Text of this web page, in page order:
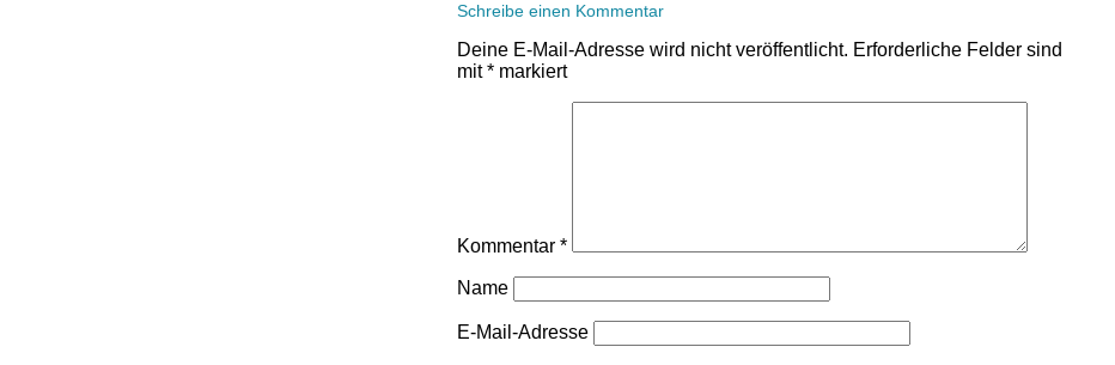
Schreibe einen Kommentar
Deine E-Mail-Adresse wird nicht veröffentlicht. Erforderliche Felder sind
mit* markiert
Kommentar *
Name
E-Mail-Adresse